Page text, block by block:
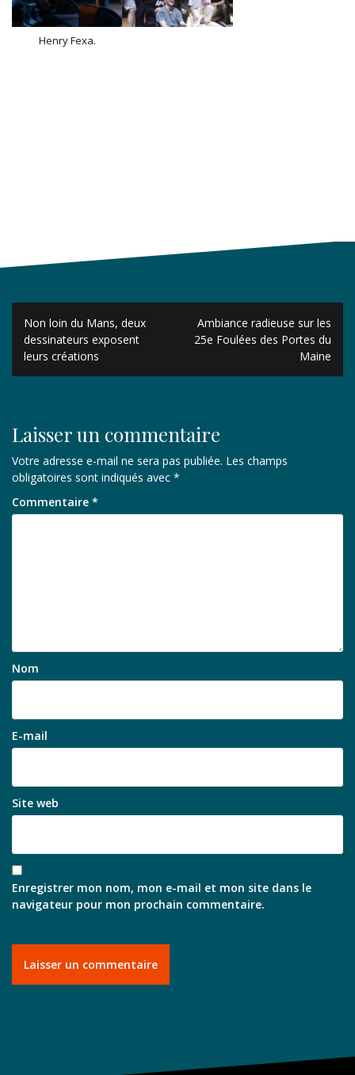
Henry Fexa.
Navigation
de
l’article
Non loin du Mans, deux
dessinateurs exposent
leurs créations
Ambiance radieuse sur les
25e Foulées des Portes du
Maine
Laisser un commentaire
Votre adresse e-mail ne sera pas publiée. Les champs
obligatoires sont indiqués avec *
Commentaire *
Nom
E-mail
Site web
Enregistrer mon nom, mon e-mail et mon site dans le
navigateur pour mon prochain commentaire.